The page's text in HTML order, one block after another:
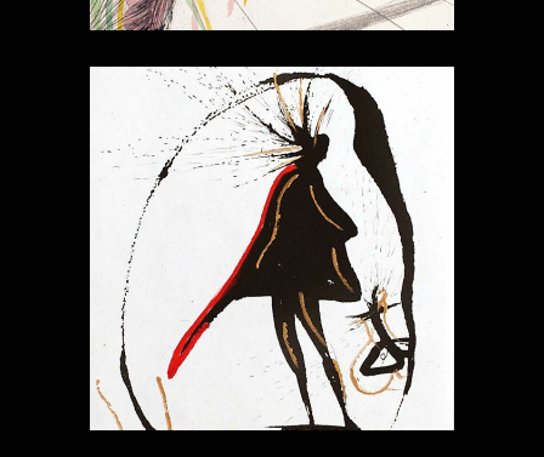
FANTÔMES